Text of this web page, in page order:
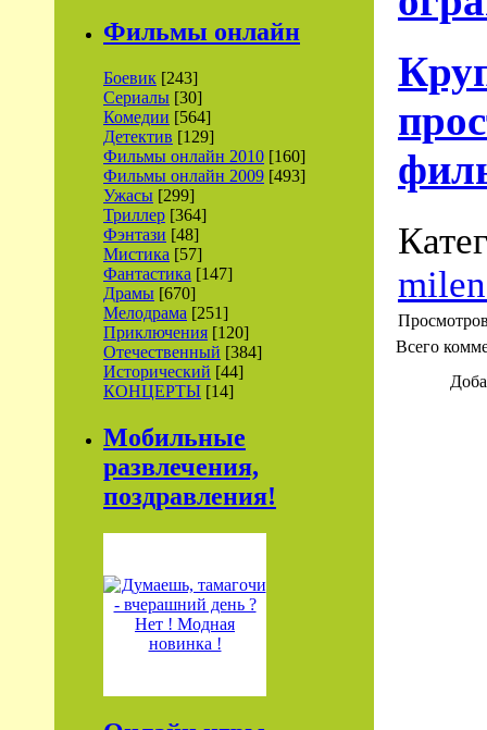
Фильмы онлайн
Боевик [243]
Сериалы [30]
Комедии [564]
Детектив [129]
Фильмы онлайн 2010 [160]
Фильмы онлайн 2009 [493]
Ужасы [299]
Триллер [364]
Фэнтази [48]
Мистика [57]
Фантастика [147]
Драмы [670]
Мелодрама [251]
Приключения [120]
Отечественный [384]
Исторический [44]
КОНЦЕРТЫ [14]
Мобильные
развлечения,
поздравления!
Всего